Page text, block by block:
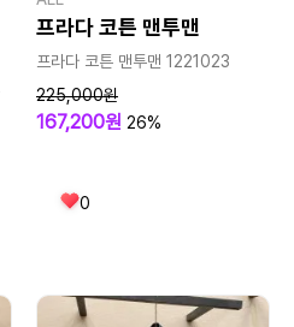
프라다 코튼 맨투맨
프라다 코튼 맨투맨 1221023
225,000원
167,200원 26%
0